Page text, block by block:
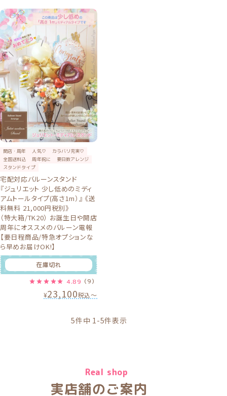
開店・周年 人気♡
カラバリ充実♡
全国送料込
周年祝に
要日数アレンジ
スタンドタイプ
宅配対応バルーンスタンド
『ジュリエット 少し低めのミディ
アムトールタイプ(高さ1m）』 《送
料無料 21,000円税別》
（特大箱/TK20） お誕生日や開店
周年にオススメのバルーン電報
【要日程商品/特急オプションな
ら早めお届けOK!】
在庫切れ
4.89 （9）
¥23,100税込〜
5件中 1-5件表示
Real shop
実店舗のご案内